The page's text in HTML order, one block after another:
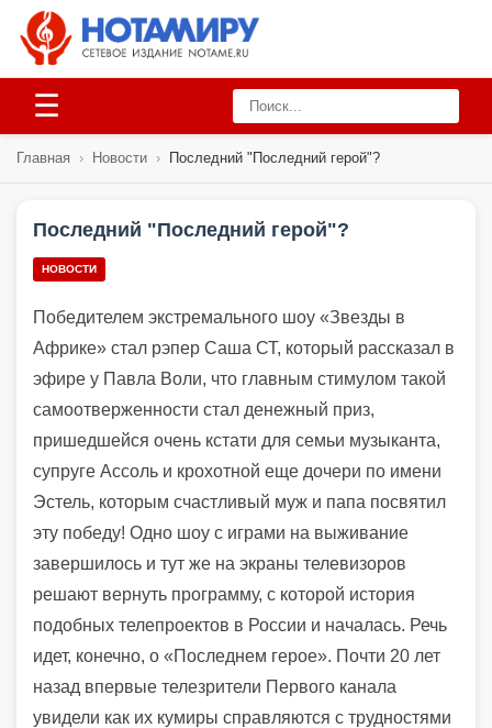
☰
Главная › Новости › Последний "Последний герой"?
Последний "Последний герой"?
НОВОСТИ
Победителем экстремального шоу «Звезды в
Африке» стал рэпер Саша СТ, который рассказал в
эфире у Павла Воли, что главным стимулом такой
самоотверженности стал денежный приз,
пришедшейся очень кстати для семьи музыканта,
супруге Ассоль и крохотной еще дочери по имени
Эстель, которым счастливый муж и папа посвятил
эту победу! Одно шоу с играми на выживание
завершилось и тут же на экраны телевизоров
решают вернуть программу, с которой история
подобных телепроектов в России и началась. Речь
идет, конечно, о «Последнем герое». Почти 20 лет
назад впервые телезрители Первого канала
увидели как их кумиры справляются с трудностями